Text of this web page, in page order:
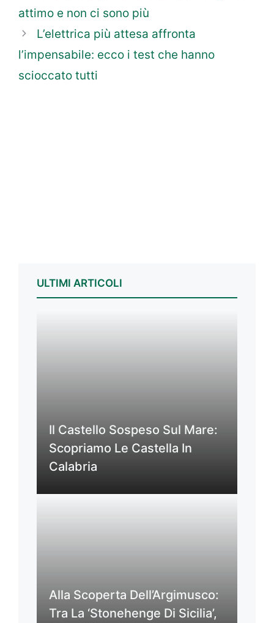
attimo e non ci sono più
L’elettrica più attesa affronta
l’impensabile: ecco i test che hanno
scioccato tutti
ULTIMI ARTICOLI
Il Castello Sospeso Sul Mare:
Scopriamo Le Castella In
Calabria
Alla Scoperta Dell’Argimusco:
Tra La ‘Stonehenge Di Sicilia’,